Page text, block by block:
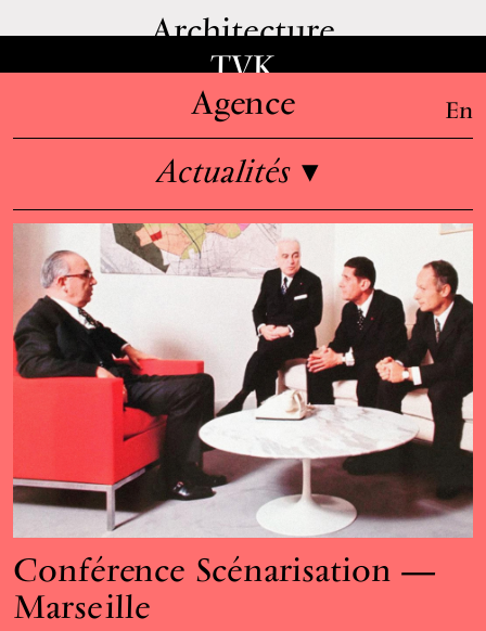
En
Architecture
TVK
Agence
Actualités ▾
Informations
Équipe
Emplois
Enseignement & conférences
Presse
Conférence Scénarisation —
Marseille